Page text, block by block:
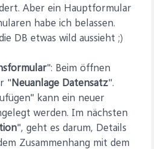
Aber ein Hauptformular
habe ich belassen.
DB etwas wild aussieht ;)
": Beim öffnen
"Neuanlage Datensatz".
kann ein neuer
werden. Im nächsten
", geht es darum, Details
Zusammenhang mit dem